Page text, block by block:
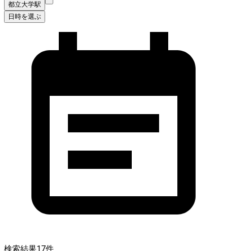
都立大学駅
日時を選ぶ
検索結果17件